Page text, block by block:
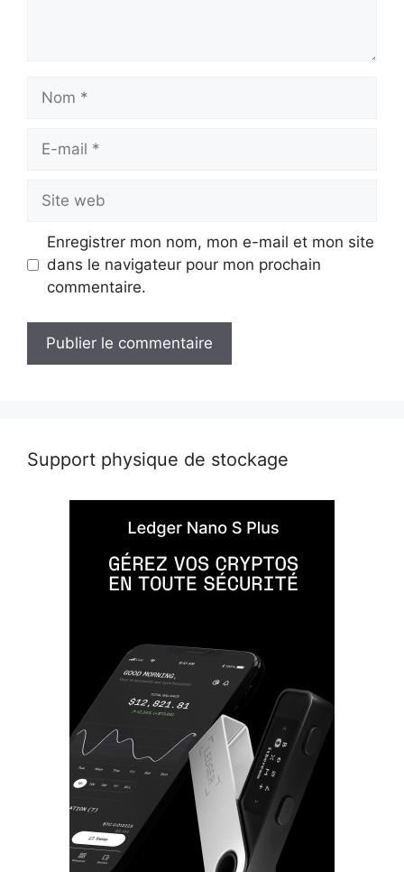
Nom
Site
web
Enregistrer mon nom, mon e-mail et mon site
dans le navigateur pour mon prochain
commentaire.
Support physique de stockage